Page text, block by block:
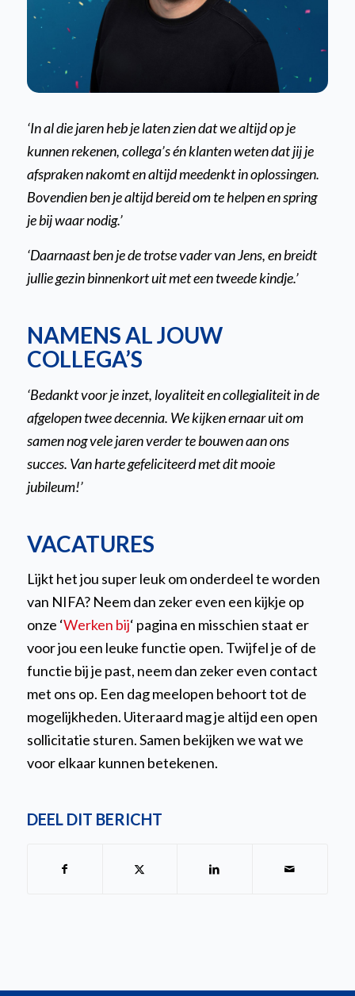
‘In al die jaren heb je laten zien dat we altijd op je
kunnen rekenen, collega’s én klanten weten dat jij je
afspraken nakomt en altijd meedenkt in oplossingen.
Bovendien ben je altijd bereid om te helpen en spring
je bij waar nodig.’
‘Daarnaast ben je de trotse vader van Jens, en breidt
jullie gezin binnenkort uit met een tweede kindje.’
NAMENS AL JOUW
COLLEGA’S
‘Bedankt voor je inzet, loyaliteit en collegialiteit in de
afgelopen twee decennia. We kijken ernaar uit om
samen nog vele jaren verder te bouwen aan ons
succes. Van harte gefeliciteerd met dit mooie
jubileum!’
VACATURES
Lijkt het jou super leuk om onderdeel te worden
van NIFA? Neem dan zeker even een kijkje op
onze ‘Werken bij‘ pagina en misschien staat er
voor jou een leuke functie open. Twijfel je of de
functie bij je past, neem dan zeker even contact
met ons op. Een dag meelopen behoort tot de
mogelijkheden. Uiteraard mag je altijd een open
sollicitatie sturen. Samen bekijken we wat we
voor elkaar kunnen betekenen.
DEEL DIT BERICHT